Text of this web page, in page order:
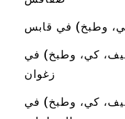
وطبخ) في قابس
كي، وطبخ) في
زغوان
كي، وطبخ) في